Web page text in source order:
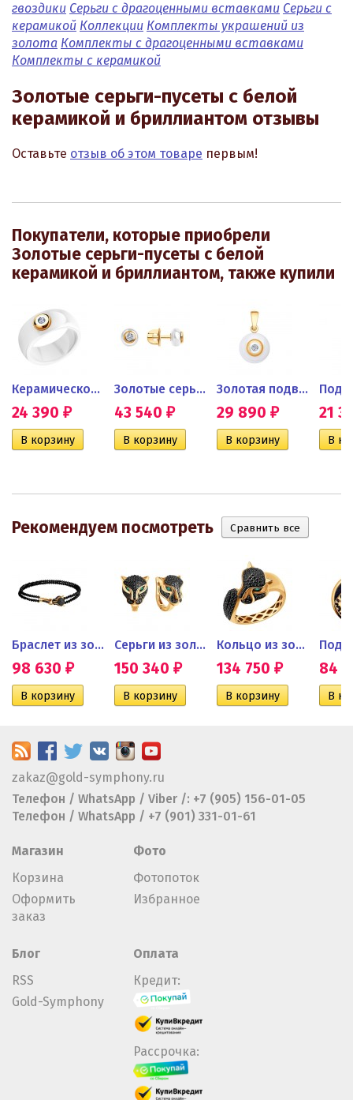
гвоздики Серьги с драгоценными вставками Серьги с
керамикой Коллекции Комплекты украшений из
золота Комплекты с драгоценными вставками
Комплекты с керамикой
Золотые серьги-пусеты с белой
керамикой и бриллиантом отзывы
Оставьте отзыв об этом товаре первым!
Покупатели, которые приобрели
Золотые серьги-пусеты с белой
керамикой и бриллиантом, также купили
Керамическое белое кольцо с...
24 390 ₽
Золотые серьги пусеты с...
43 540 ₽
Золотая подвеска с белой...
29 890 ₽ 21
Рекомендуем посмотреть
Браслет из золота с черными...
98 630 ₽
Серьги из золота с черными...
150 340 ₽
Кольцо из золота с...
134 750 ₽ 84
zakaz@gold-symphony.ru
Телефон / WhatsApp / Viber /: +7 (905) 156-01-05
Телефон / WhatsApp / +7 (901) 331-01-61
Магазин
Корзина
Оформить
заказ
Фото
Фотопоток
Избранное
Блог
RSS
Gold-Symphony
Оплата
Кредит:
Рассрочка: